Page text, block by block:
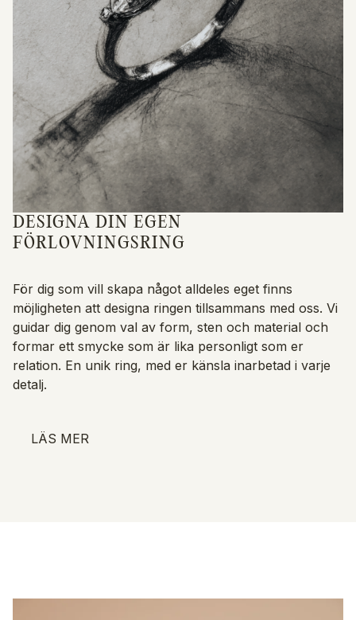
DESIGNA DIN EGEN
FÖRLOVNINGSRING
För dig som vill skapa något alldeles eget finns
möjligheten att designa ringen tillsammans med oss. Vi
guidar dig genom val av form, sten och material och
formar ett smycke som är lika personligt som er
relation. En unik ring, med er känsla inarbetad i varje
detalj.
LÄS MER